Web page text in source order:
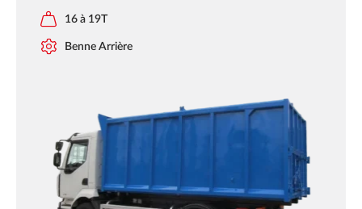
16 à 19T
Benne Arrière